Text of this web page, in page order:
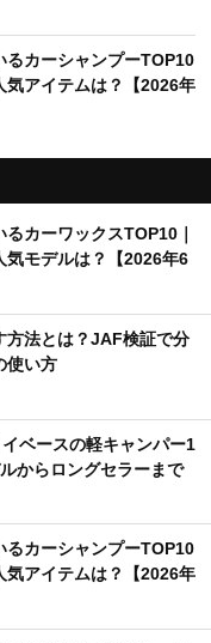
るカーシャンプーTOP10
気アイテムは？【2026年
るカーワックスTOP10｜
気モデルは？【2026年6
方法とは？JAF検証で分
使い方
イベースの軽キャンパー1
からロングセラーまで
るカーシャンプーTOP10
気アイテムは？【2026年